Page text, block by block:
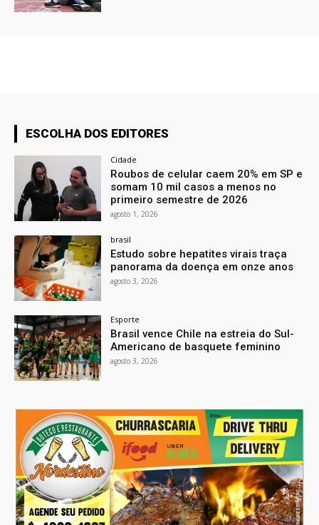
ESCOLHA DOS EDITORES
Cidade
Roubos de celular caem 20% em SP e
somam 10 mil casos a menos no
primeiro semestre de 2026
agosto 1, 2026
brasil
Estudo sobre hepatites virais traça
panorama da doença em onze anos
agosto 3, 2026
Esporte
Brasil vence Chile na estreia do Sul-
Americano de basquete feminino
agosto 3, 2026